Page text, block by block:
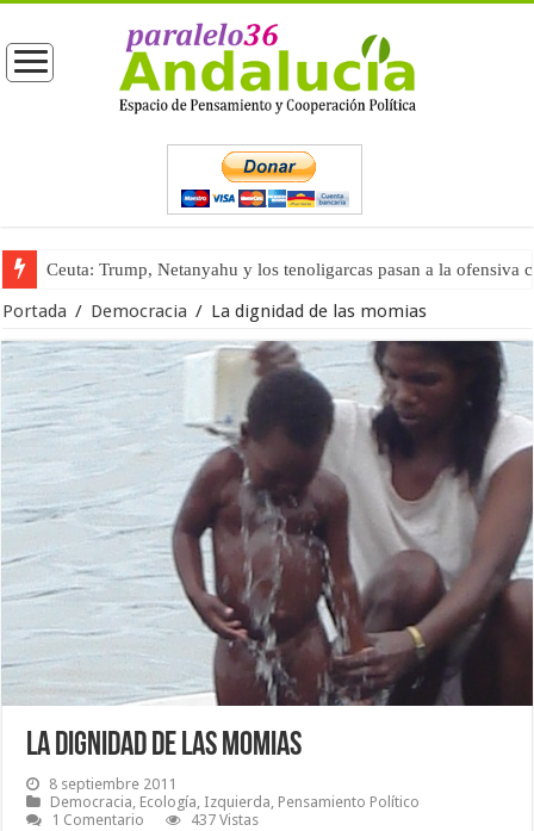
Ceuta: Trump, Netanyahu y los tenoligarcas pasan a la ofensiva
La masificación turística (tercera parte)
Portada / Democracia / La dignidad de las momias
La dignidad de las momias
8 septiembre 2011
Democracia, Ecología, Izquierda, Pensamiento Político
1 Comentario
437 Vistas